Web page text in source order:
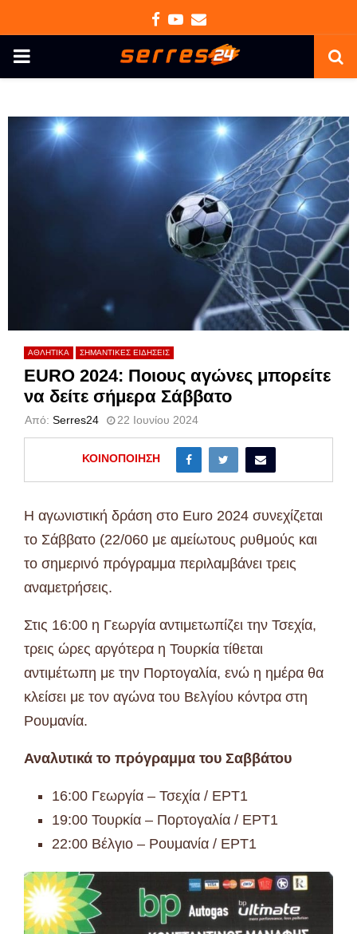
Facebook
Youtube
Email
PRIMARY
ΑΘΛΗΤΙΚΑ ΣΗΜΑΝΤΙΚΕΣ ΕΙΔΗΣΕΙΣ
EURO 2024: Ποιους αγώνες μπορείτε
να δείτε σήμερα Σάββατο
Από: Serres24 22 Ιουνίου 2024
ΚΟΙΝΟΠΟΊΗΣΗ
Η αγωνιστική δράση στο Euro 2024 συνεχίζεται
το Σάββατο (22/060 με αμείωτους ρυθμούς και
το σημερινό πρόγραμμα περιλαμβάνει τρεις
αναμετρήσεις.
Στις 16:00 η Γεωργία αντιμετωπίζει την Τσεχία,
τρεις ώρες αργότερα η Τουρκία τίθεται
αντιμέτωπη με την Πορτογαλία, ενώ η ημέρα θα
κλείσει με τον αγώνα του Βελγίου κόντρα στη
Ρουμανία.
Αναλυτικά το πρόγραμμα του Σαββάτου
16:00 Γεωργία – Τσεχία / ΕΡΤ1
19:00 Τουρκία – Πορτογαλία / ΕΡΤ1
22:00 Βέλγιο – Ρουμανία / ΕΡΤ1